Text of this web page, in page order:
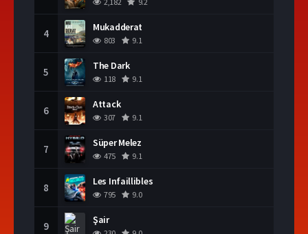
4 Mukadderat
803 9.1
5 The Dark
118 9.1
6 Attack
307 9.1
7 Süper Melez
475 9.1
8 Les Infaillibles
795 9.0
9 Şair